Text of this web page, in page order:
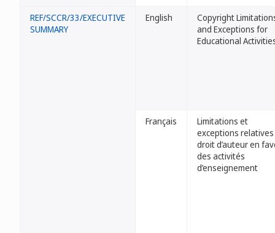
REF/SCCR/33/EXECUTIVE
SUMMARY
English
Copyright
and Exceptions for
Educational
Français
Limitations et
exceptions
droit d’auteur en
des activités
d’enseignement